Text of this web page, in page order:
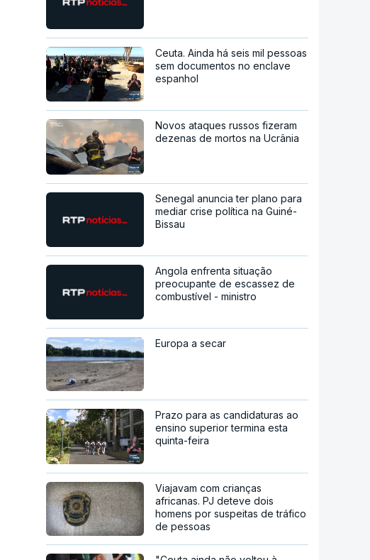
Ceuta. Ainda há seis mil pessoas
sem documentos no enclave
espanhol
Novos ataques russos fizeram
dezenas de mortos na Ucrânia
Senegal anuncia ter plano para
mediar crise política na Guiné-
Bissau
Angola enfrenta situação
preocupante de escassez de
combustível - ministro
Europa a secar
Prazo para as candidaturas ao
ensino superior termina esta
quinta-feira
Viajavam com crianças
africanas. PJ deteve dois
homens por suspeitas de tráfico
de pessoas